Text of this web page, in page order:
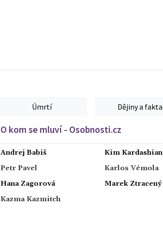
Úmrtí Dějiny a fakta
O kom se mluví - Osobnosti.cz
Andrej Babiš
Petr Pavel
Hana Zagorová
Kazma Kazmitch
Kim Kardashian
Karlos Vémola
Marek Ztracený